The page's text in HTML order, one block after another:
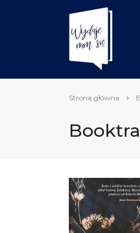
Strona główna